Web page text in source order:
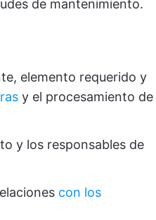
de mantenimiento.
elemento requerido y
y el procesamiento de
y los responsables de
con los